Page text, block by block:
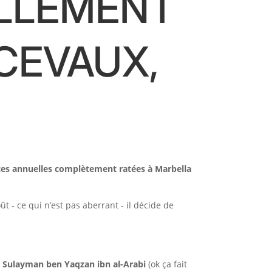
annuelles complètement ratées à Marbella
- ce qui n’est pas aberrant - il décide de
Sulayman ben Yaqzan ibn al-Arabi (ok ça fait